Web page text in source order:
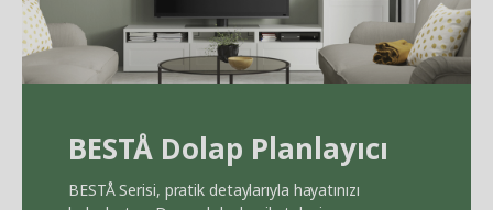
BESTÅ Dolap Planlayıcı
BESTÅSerisi, pratik detaylarıyla hayatınızı